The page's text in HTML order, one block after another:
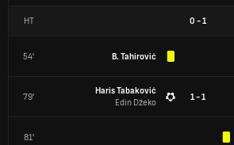
HT 0 -1
54' B. Tahirović
79'
Haris Tabaković
Edin Džeko
1 - 1
81'